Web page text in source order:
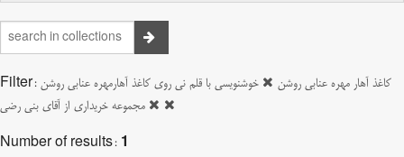
Filter: کاغذ آهار مهره عنابی روشن
خوشنویسی با قلم نی روی کاغذ آهارمهره عنابی روشن
مجموعه خریداری از آقای بنی رضی
Number of results: 1